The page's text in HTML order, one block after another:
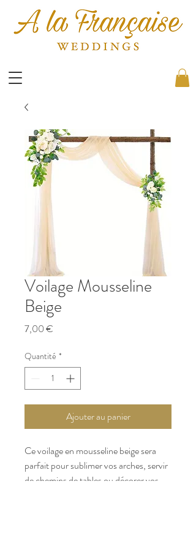
Voilage Mousseline
Beige
7,00 €
Quantité *
Ajouter au panier
Ce voilage en mousseline beige sera
parfait pour sublimer vos arches, servir
de chemins de tables ou décorer vos